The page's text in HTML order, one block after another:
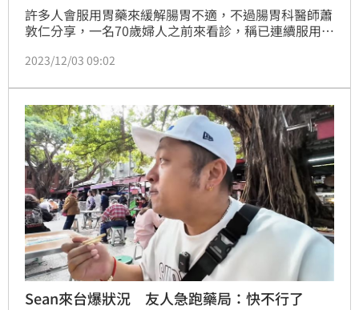
許多人會服用胃藥來緩解腸胃不適，不過腸胃科醫師蕭
敦仁分享，一名70歲婦人之前來看診，稱已連續服用一
替對方照胃鏡，卻發現婦人的胃有近30個洞，已經嚴重
2023/12/03 09:02
Sean來台爆狀況 友人急跑藥局：快不行了